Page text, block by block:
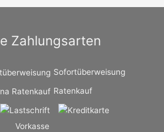
Zahlungsarten
Sofortüberweisung
Ratenkauf
Vorkasse